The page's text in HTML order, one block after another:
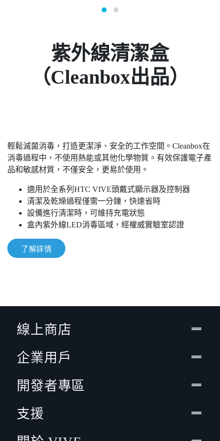
紫外線清潔盒
（Cleanbox出品）
輕鬆滅菌消毒，打造更潔淨、安全的工作空間。Cleanbox在
消毒過程中，不使用熱能或其他化學物質。有效保護電子產
品和敏感材質，不僅安全，更易於使用。
適用於全系列HTC VIVE頭戴式顯示器及控制器
清潔及乾燥過程僅需一分鐘，快速省時
設備進行清潔時，可維持充電狀態
盒內紫外線LED消毒區域，經權威實驗室認證
了解詳情
線上商店
企業用戶
開發者專區
支援